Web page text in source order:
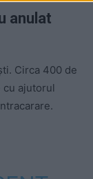
anulat
Circa 400 de
ajutorul